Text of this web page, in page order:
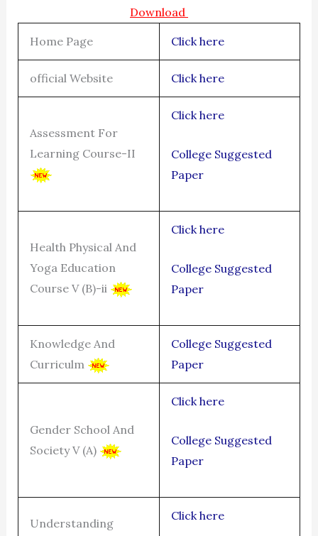
Download
Home Page Click here
official Website Click here
Assessment For
Learning Course-II
Click here
College Suggested
Paper
Health Physical And
Yoga Education
Course V (B)-ii
Click here
College Suggested
Paper
Knowledge And
Curriculm
College Suggested
Paper
Gender School And
Society V (A)
Click here
College Suggested
Paper
Understanding
Click here